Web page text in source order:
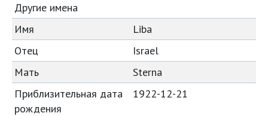
Другие имена
Имя
Liba
Отец
Israel
Мать
Sterna
Приблизительная дата
рождения
1922-12-21